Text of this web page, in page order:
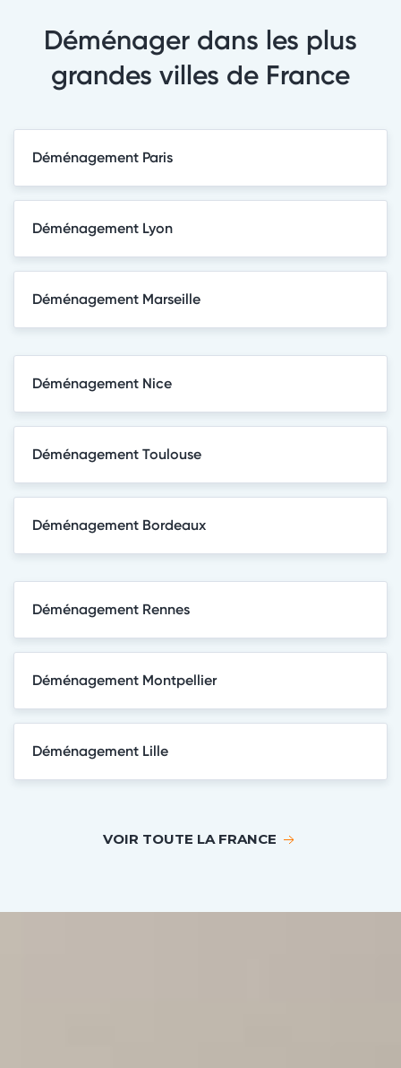
Déménager dans les plus
grandes villes de France
Déménagement Paris
Déménagement Lyon
Déménagement Marseille
Déménagement Nice
Déménagement Toulouse
Déménagement Bordeaux
Déménagement Rennes
Déménagement Montpellier
Déménagement Lille
VOIR TOUTE LA FRANCE